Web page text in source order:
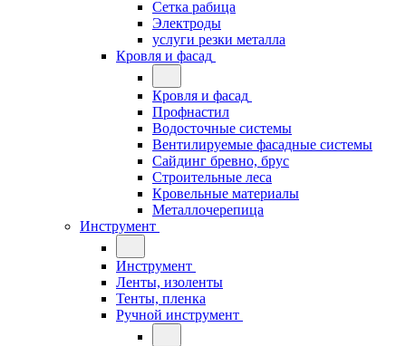
Сетка рабица
Электроды
услуги резки металла
Кровля и фасад
Кровля и фасад
Профнастил
Водосточные системы
Вентилируемые фасадные системы
Сайдинг бревно, брус
Строительные леса
Кровельные материалы
Металлочерепица
Инструмент
Инструмент
Ленты, изоленты
Тенты, пленка
Ручной инструмент